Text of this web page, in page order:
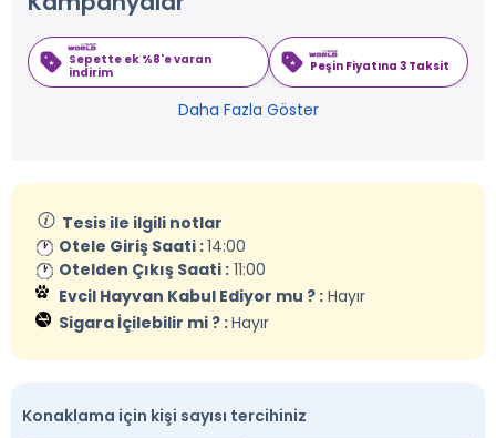
Sepette ek %8'e varan
indirim
Peşin Fiyatına 3 Taksit
Daha Fazla Göster
Tesis ile ilgili notlar
Otele Giriş Saati :14:00
Otelden Çıkış Saati : 11:00
Evcil Hayvan Kabul Ediyor mu ? : Hayır
Sigara İçilebilir mi ? :Hayır
Konaklama için kişi sayısı tercihiniz